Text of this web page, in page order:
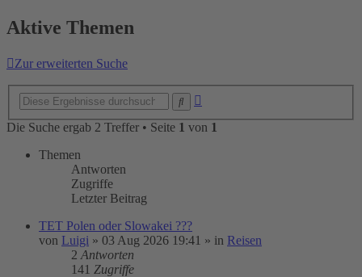
Aktive Themen
Zur erweiterten Suche
Die Suche ergab 2 Treffer • Seite 1 von 1
Themen
Antworten
Zugriffe
Letzter Beitrag
TET Polen oder Slowakei ???
von Luigi » 03 Aug 2026 19:41 » in Reisen
2 Antworten
141 Zugriffe